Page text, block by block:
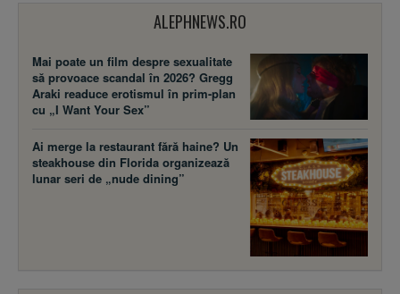
ALEPHNEWS.RO
Mai poate un film despre sexualitate
să provoace scandal în 2026? Gregg
Araki readuce erotismul în prim-plan
cu „I Want Your Sex”
Ai merge la restaurant fără haine? Un
steakhouse din Florida organizează
lunar seri de „nude dining”